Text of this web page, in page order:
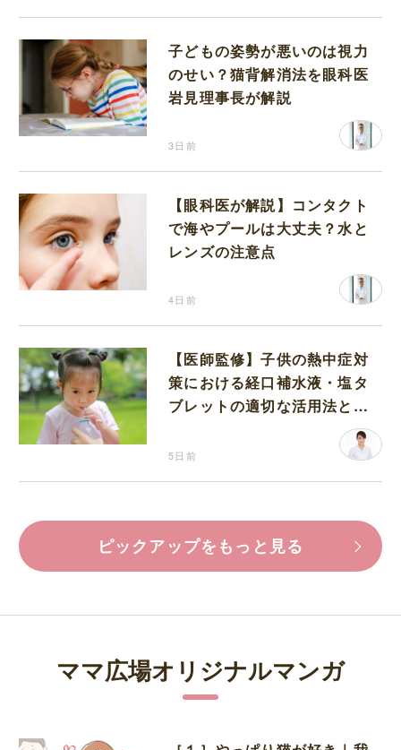
子どもの姿勢が悪いのは視力
のせい？猫背解消法を眼科医
岩見理事長が解説
3日前
【眼科医が解説】コンタクト
で海やプールは大丈夫？水と
レンズの注意点
4日前
【医師監修】子供の熱中症対
策における経口補水液・塩タ
ブレットの適切な活用法と水
5日前
ピックアップをもっと見る
ママ広場オリジナルマンガ